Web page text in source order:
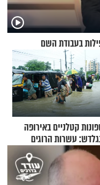
בעבודת השם
קטלניים באירופה
עשרות הרוגים
נפגעים